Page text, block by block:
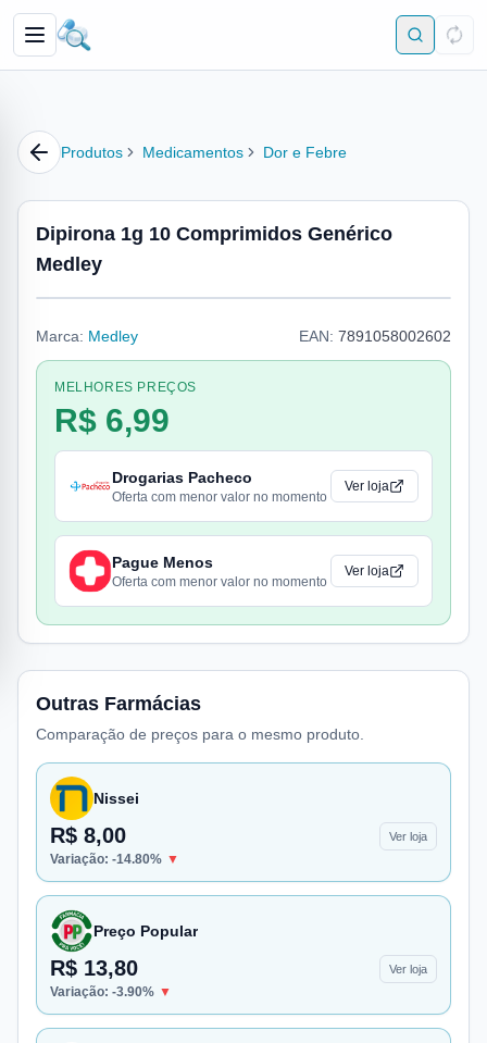
Produtos Medicamentos Dor e Febre
Dipirona 1g 10 Comprimidos Genérico
Medley
Marca: Medley EAN: 7891058002602
MELHORES PREÇOS
R$ 6,99
Drogarias Pacheco
Oferta com menor valor no momento
Ver loja
Pague Menos
Oferta com menor valor no momento
Ver loja
Outras Farmácias
Comparação de preços para o mesmo produto.
Nissei
R$ 8,00 Ver loja
Variação: -14.80% ▼
Preço Popular
R$ 13,80 Ver loja
Variação: -3.90% ▼